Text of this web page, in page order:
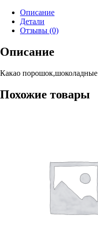
Описание
Детали
Отзывы (0)
Описание
Какао
Похожие товары